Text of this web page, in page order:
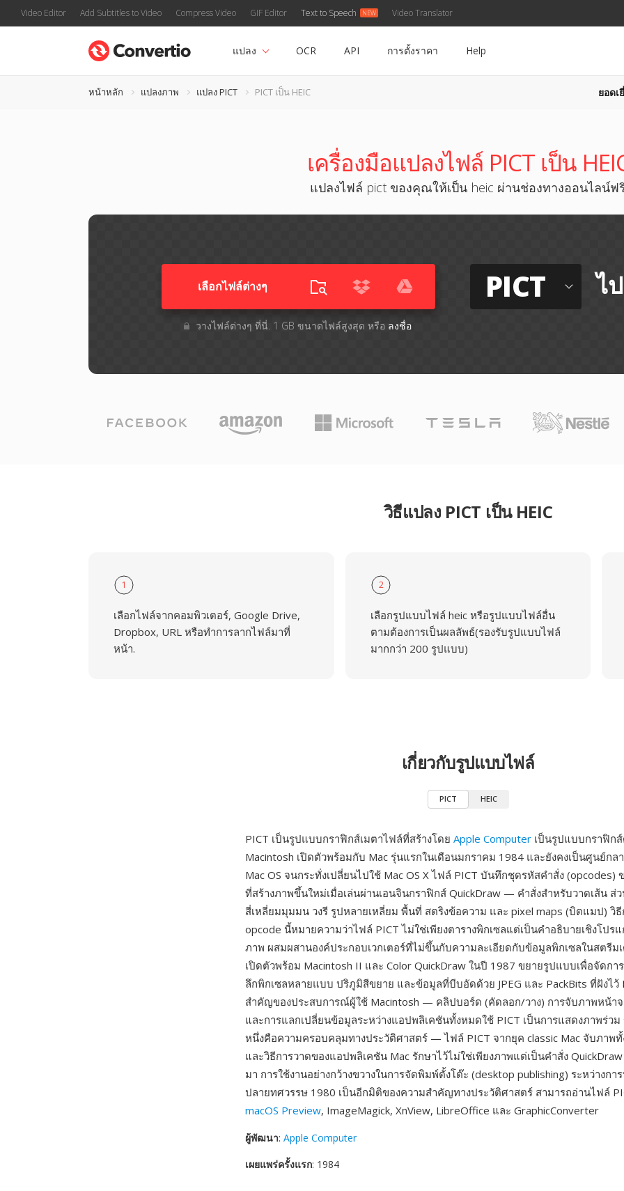
Video Editor Add Subtitles to Video Compress Video GIF Editor Text to Speech Video Translator
แปลง OCR API การตั้งราคา Help
หน้าหลัก แปลงภาพ แปลง PICT PICT เป็น HEIC ยอดเ
เครื่องมือแปลงไฟล์ PICT เป็น
แปลงไฟล์ pict ของคุณให้เป็น heic ผ่านช่องทางออนไลน์ฟ
เลือกไฟล์ต่างๆ​
วางไฟล์ต่างๆ​ ที่นี่. 1 GB ขนาดไฟล์สูงสุด หรือ ลงชื่อ
PICT ไ
วิธีแปลง PICT เป็น HEIC
1
เลือกไฟล์จากคอมพิวเตอร์, Google Drive,
Dropbox, URL หรือทำการลากไฟล์มาที่
หน้า.
2
เลือกรูปแบบไฟล์ heic หรือรูปแบบไฟล์อื่น
ตามต้องการเป็นผลลัพธ์(รองรับรูปแบบไฟล์
มากกว่า 200 รูปแบบ)
เกี่ยวกับรูปแบบไฟล์
PICT HEIC
PICT เป็นรูปแบบกราฟิกส์เมตาไฟล์ที่สร้างโดย Apple Computer เป็นรูปแบบกราฟิก
Macintosh เปิดตัวพร้อมกับ Mac รุ่นแรกในเดือนมกราคม 1984 และยังคงเป็นศูนย์กล
Mac OS จนกระทั่งเปลี่ยนไปใช้ Mac OS X ไฟล์ PICT บันทึกชุดรหัสคำสั่ง (opcodes)
ที่สร้างภาพขึ้นใหม่เมื่อเล่นผ่านเอนจินกราฟิกส์ QuickDraw — คำสั่งสำหรับวาดเส้น ส่
สี่เหลี่ยมมุมมน วงรี รูปหลายเหลี่ยม พื้นที่ สตริงข้อความ และ pixel maps (บิตแมป) วิ
opcode นี้หมายความว่าไฟล์ PICT ไม่ใช่เพียงตารางพิกเซลแต่เป็นคำอธิบายเชิงโปร
ภาพ ผสมผสานองค์ประกอบเวกเตอร์ที่ไม่ขึ้นกับความละเอียดกับข้อมูลพิกเซลในสตรีม
เปิดตัวพร้อม Macintosh II และ Color QuickDraw ในปี 1987 ขยายรูปแบบเพื่อจัดกา
ลึกพิกเซลหลายแบบ ปริภูมิสีขยาย และข้อมูลที่บีบอัดด้วย JPEG และ PackBits ที่ฝังไว้
สำคัญของประสบการณ์ผู้ใช้ Macintosh — คลิปบอร์ด (คัดลอก/วาง) การจับภาพหน้า
และการแลกเปลี่ยนข้อมูลระหว่างแอปพลิเคชันทั้งหมดใช้ PICT เป็นการแสดงภาพร่ว
หนึ่งคือความครอบคลุมทางประวัติศาสตร์ — ไฟล์ PICT จากยุค classic Mac จับภาพ
และวิธีการวาดของแอปพลิเคชัน Mac รักษาไว้ไม่ใช่เพียงภาพแต่เป็นคำสั่ง
มา การใช้งานอย่างกว้างขวางในการจัดพิมพ์ตั้งโต๊ะ (desktop publishing) ระหว่างกา
ปลายทศวรรษ 1980 เป็นอีกมิติของความสำคัญทางประวัติศาสตร์ สามารถอ่านไฟล์
macOS Preview, ImageMagick, XnView, LibreOffice และ GraphicConverter
ผู้พัฒนา: Apple Computer
เผยแพร่ครั้งแรก: 1984